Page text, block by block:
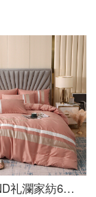
LEELLAND礼瀾家紡60本の綿花をシンプルに刺繍した全綿ベッドの上に4つのセットの純綿無地のシーツ4つのセットの極簡空間-粉1.8-2.0メートルのベッド/220*240 cm